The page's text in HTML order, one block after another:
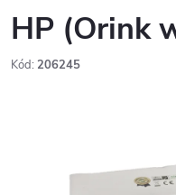
HP (Orink
Kód: 206245